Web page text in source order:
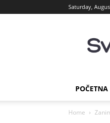
Saturday,
POČETNA
Home